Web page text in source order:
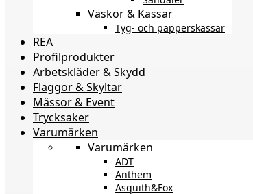
Väskor & Kassar
Tyg- och papperskassar
REA
Profilprodukter
Arbetskläder & Skydd
Flaggor & Skyltar
Mässor & Event
Trycksaker
Varumärken
Varumärken
ADT
Anthem
Asquith&Fox